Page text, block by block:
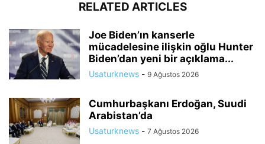
RELATED ARTICLES
Joe Biden’ın kanserle
mücadelesine ilişkin oğlu Hunter
Biden’dan yeni bir açıklama...
Usaturknews - 9 Ağustos 2026
Cumhurbaşkanı Erdoğan, Suudi
Arabistan’da
Usaturknews - 7 Ağustos 2026